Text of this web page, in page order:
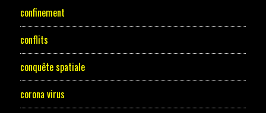
confinement
conflits
conquête spatiale
corona virus